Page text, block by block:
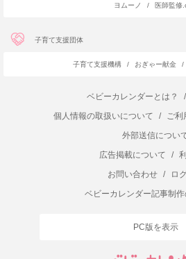
ヨムーノ
/ 医師監修
子育て支援団体
子育て支援機構 / おぎゃー献金 /
ベビーカレンダーとは？ /
個人情報の取扱いについて
/
ご利
外部送信につい
広告掲載について
/
お問い合わせ
/
ロ
ベビーカレンダー記事制
PC版を表示